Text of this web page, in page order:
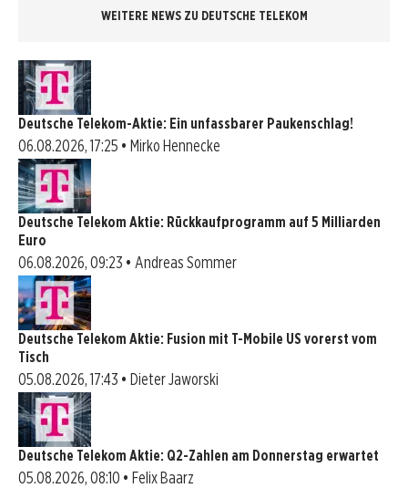
WEITERE NEWS ZU DEUTSCHE TELEKOM
Deutsche Telekom-Aktie: Ein unfassbarer Paukenschlag!
06.08.2026, 17:25 • Mirko Hennecke
Deutsche Telekom Aktie: Rückkaufprogramm auf 5 Milliarden
Euro
06.08.2026, 09:23 • Andreas Sommer
Deutsche Telekom Aktie: Fusion mit T-Mobile US vorerst vom
Tisch
05.08.2026, 17:43 • Dieter Jaworski
Deutsche Telekom Aktie: Q2-Zahlen am Donnerstag erwartet
05.08.2026, 08:10 • Felix Baarz